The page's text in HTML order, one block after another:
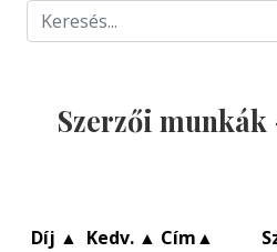
Szerzői munkák
Díj ▲ Kedv. ▲ Cím▲